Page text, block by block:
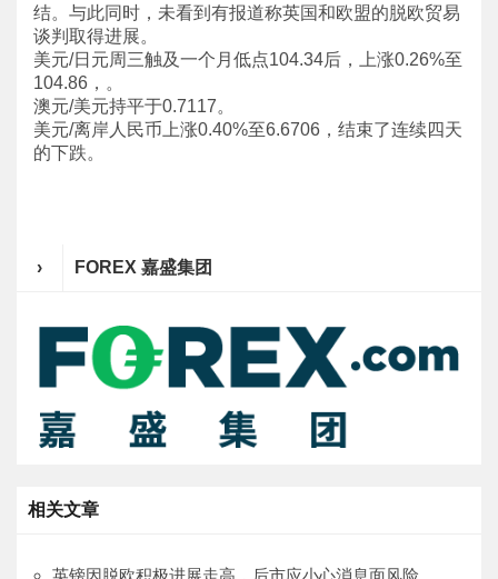
结。与此同时，未看到有报道称英国和欧盟的脱欧贸易
谈判取得进展。
美元/日元周三触及一个月低点104.34后，上涨0.26%至
104.86，。
澳元/美元持平于0.7117。
美元/离岸人民币上涨0.40%至6.6706，结束了连续四天
的下跌。
› FOREX 嘉盛集团
相关文章